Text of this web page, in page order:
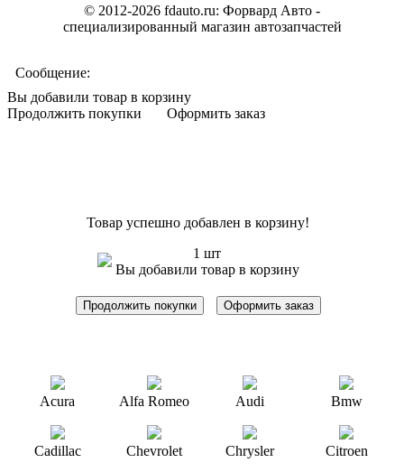
© 2012-2026 fdauto.ru: Форвард Авто -
специализированный магазин автозапчастей
Сообщение:
Вы добавили товар в корзину
Продолжить покупки
Оформить заказ
Товар успешно добавлен в корзину!
1 шт
Вы добавили товар в корзину
Продолжить покупки Оформить заказ
Acura Alfa Romeo Audi Bmw
Cadillac Chevrolet Chrysler Citroen